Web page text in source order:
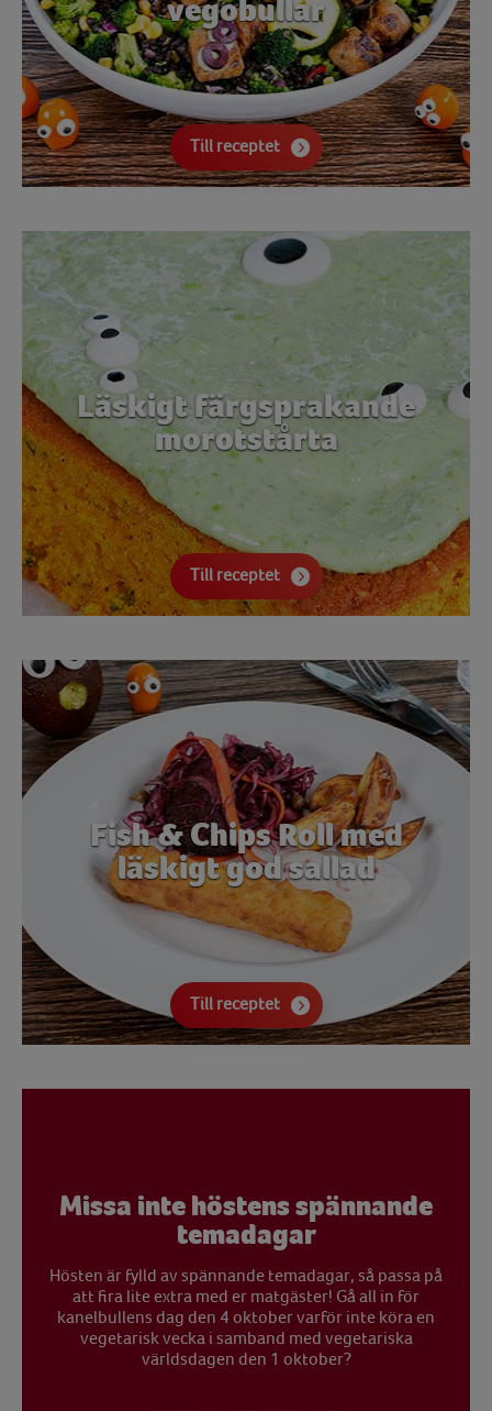
vegobullar
Till receptet
Läskigt färgsprakande
morotstårta
Till receptet
Fish & Chips Roll med
läskigt god sallad
Till receptet
Missa inte höstens spännande
temadagar
Hösten är fylld av spännande temadagar, så passa på
att fira lite extra med er matgäster! Gå all in för
kanelbullens dag den 4 oktober varför inte köra en
vegetarisk vecka i samband med vegetariska
världsdagen den 1 oktober?